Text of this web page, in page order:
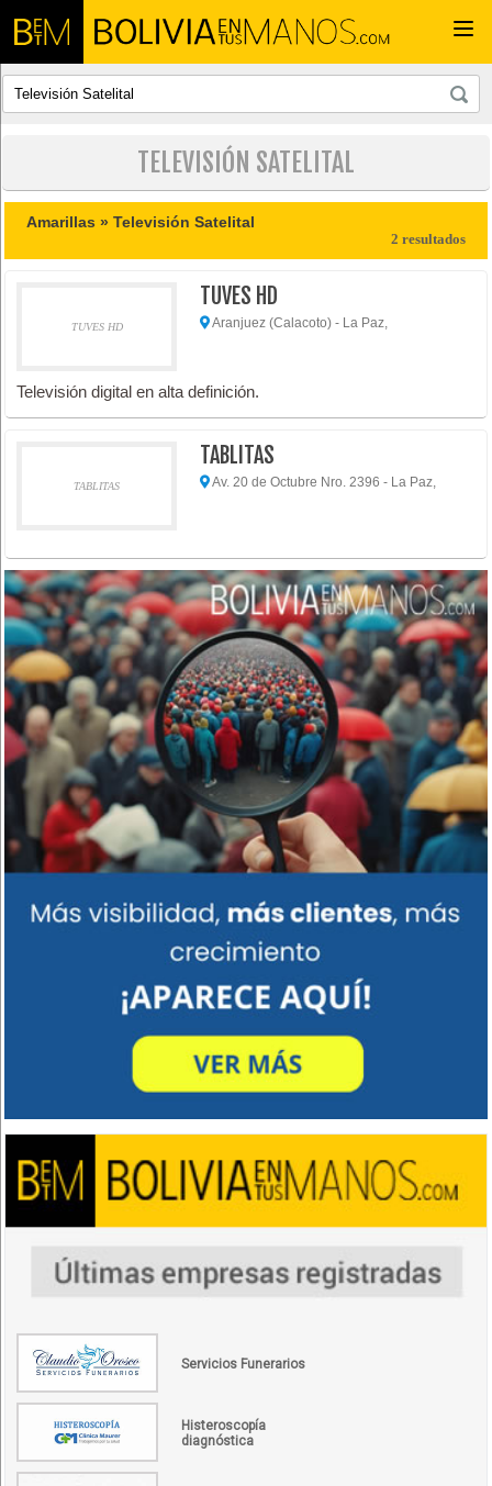
TELEVISIÓN SATELITAL
Amarillas »Televisión Satelital
2 resultados
TUVES HD
TUVES HD
Aranjuez (Calacoto) - La Paz,
Televisión digital en alta definición.
TABLITAS
TABLITAS
Av. 20 de Octubre Nro. 2396 - La Paz,
Servicios Funerarios
Histeroscopía
diagnóstica